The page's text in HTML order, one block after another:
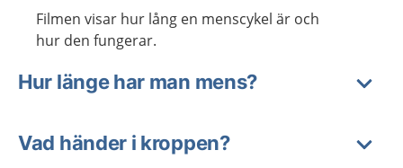
Filmen visar hur lång en menscykel är och
hur den fungerar.
Hur länge har man mens?
Vad händer i kroppen?